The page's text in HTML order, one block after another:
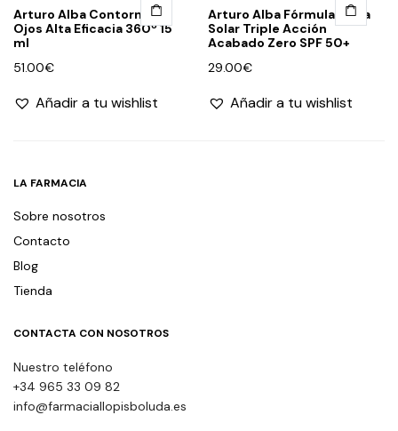
Arturo Alba Contorno de
Ojos Alta Eficacia 360º 15
ml
51.00€
Añadir a tu wishlist
Arturo Alba Fórmula Barra
Solar Triple Acción
Acabado Zero SPF 50+
29.00€
Añadir a tu wishlist
LA FARMACIA
Sobre nosotros
Contacto
Blog
Tienda
CONTACTA CON NOSOTROS
Nuestro teléfono
+34 965 33 09 82
info@farmaciallopisboluda.es